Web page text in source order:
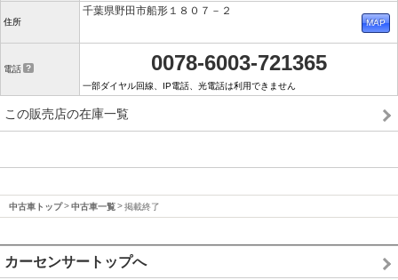
住所
千葉県野田市船形１８０７－２
電話 0078-6003-721365
一部ダイヤル回線、IP電話、光電話は利用できません
この販売店の在庫一覧
中古車トップ 中古車一覧 掲載終了
カーセンサートップへ